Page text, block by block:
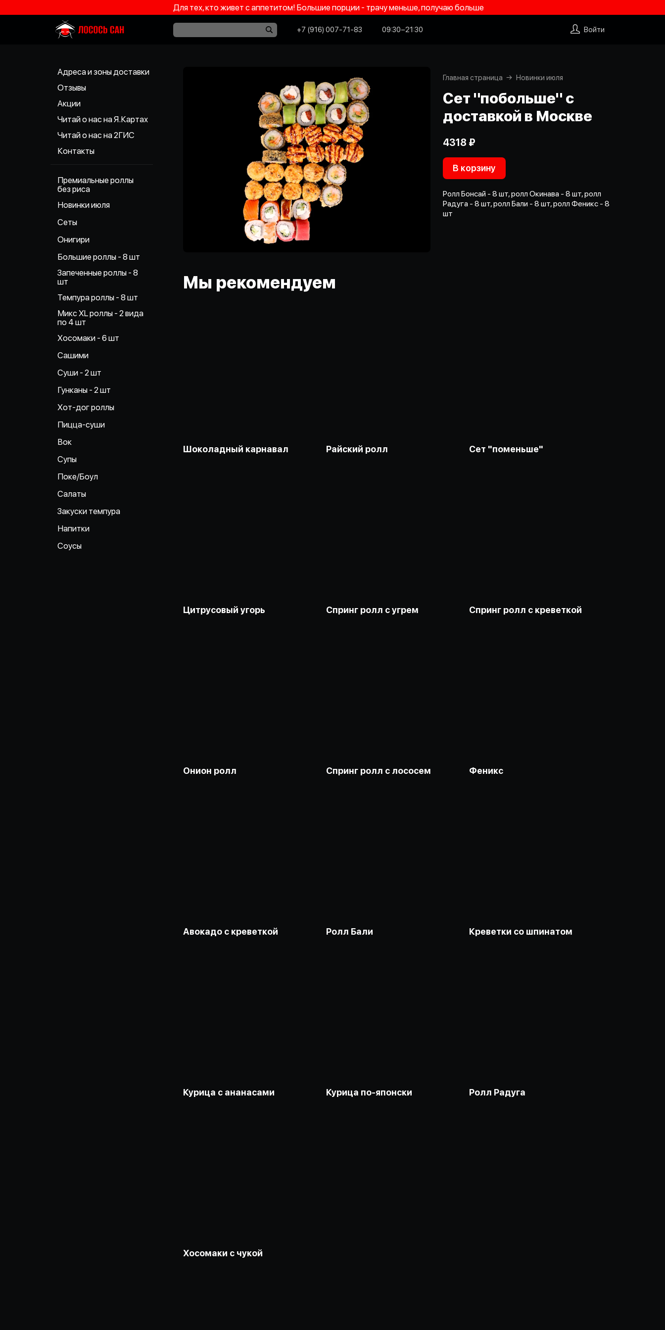
Для тех, кто живет с аппетитом! Большие порции - трачу меньше, получаю больше
+7 (916) 007-71-83 09:30−21:30 Войти
Адреса и зоны доставки
Отзывы
Акции
Читай о нас на Я.Картах
Читай о нас на 2ГИС
Контакты
Премиальные роллы
без риса
Новинки июля
Сеты
Онигири
Большие роллы - 8 шт
Запеченные роллы - 8
шт
Темпура роллы - 8 шт
Микс XL роллы - 2 вида
по 4 шт
Хосомаки - 6 шт
Сашими
Суши - 2 шт
Гунканы - 2 шт
Хот-дог роллы
Пицца-суши
Вок
Супы
Поке/Боул
Салаты
Закуски темпура
Напитки
Соусы
Главная страница Новинки июля
Сет "побольше" с
доставкой в Москве
4318 ₽
В корзину
Ролл Бонсай - 8 шт, ролл Окинава - 8 шт, ролл
Радуга - 8 шт, ролл Бали - 8 шт, ролл Феникс - 8
шт
Мы рекомендуем
Шоколадный карнавал Райский ролл Сет "поменьше"
Цитрусовый угорь Спринг ролл с угрем Спринг ролл с креветкой
Онион ролл Спринг ролл с лососем Феникс
Авокадо с креветкой Ролл Бали Креветки со шпинатом
Курица с ананасами Курица по-японски Ролл Радуга
Хосомаки с чукой